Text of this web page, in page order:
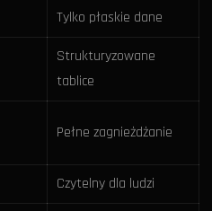
Tylko płaskie dane
Strukturyzowane
tablice
Pełne zagnieżdżanie
Czytelny dla ludzi